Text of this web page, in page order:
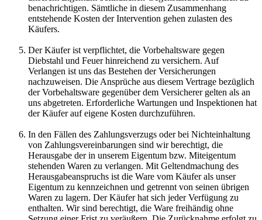
benachrichtigen. Sämtliche in diesem Zusammenhang
entstehende Kosten der Intervention gehen zulasten des
Käufers.
Der Käufer ist verpflichtet, die Vorbehaltsware gegen
Diebstahl und Feuer hinreichend zu versichern. Auf
Verlangen ist uns das Bestehen der Versicherungen
nachzuweisen. Die Ansprüche aus diesem Vertrage bezüglich
der Vorbehaltsware gegenüber dem Versicherer gelten als an
uns abgetreten. Erforderliche Wartungen und Inspektionen hat
der Käufer auf eigene Kosten durchzuführen.
In den Fällen des Zahlungsverzugs oder bei Nichteinhaltung
von Zahlungsvereinbarungen sind wir berechtigt, die
Herausgabe der in unserem Eigentum bzw. Miteigentum
stehenden Waren zu verlangen. Mit Geltendmachung des
Herausgabeanspruchs ist die Ware vom Käufer als unser
Eigentum zu kennzeichnen und getrennt von seinen übrigen
Waren zu lagern. Der Käufer hat sich jeder Verfügung zu
enthalten. Wir sind berechtigt, die Ware freihändig ohne